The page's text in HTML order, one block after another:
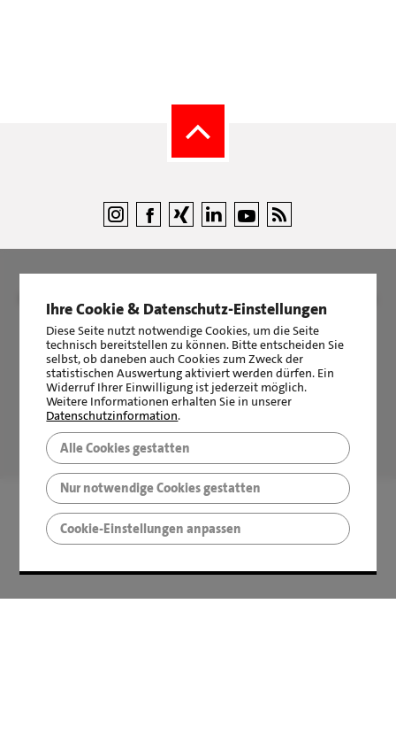
Datenschutz
LBS Immobilien GmbH NordWesthat4,87von5Sternen
|2511Bewertungen auf ProvenExpert.com
Ihre Cookie & Datenschutz-Einstellungen
Diese Seite nutzt notwendige Cookies, um die Seite
technisch bereitstellen zu können. Bitte entscheiden Sie
selbst, ob daneben auch Cookies zum Zweck der
statistischen Auswertung aktiviert werden dürfen. Ein
Widerruf Ihrer Einwilligung ist jederzeit möglich.
Weitere Informationen erhalten Sie in unserer
Datenschutzinformation.
Alle Cookies gestatten
Nur notwendige Cookies gestatten
Cookie-Einstellungen anpassen